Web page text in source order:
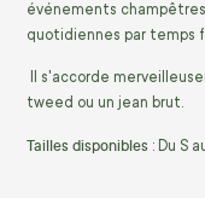
événements
quotidiennes par temps
Il s'accorde
tweed ou un jean brut.
Tailles disponibles : Du S